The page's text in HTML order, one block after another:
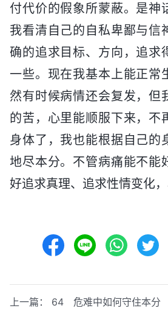
付代价的假象所蒙蔽。是神
我看清自己的自私卑鄙与信
确的追求目标、方向，追求
一些。现在我基本上能正常
然有时候病情还会复发，但
的苦，心里能顺服下来，不
身体了，我也能根据自己的
地尽本分。不管病痛能不能
好追求真理、追求性情变化，
上一篇： 64 危难中如何守住本分